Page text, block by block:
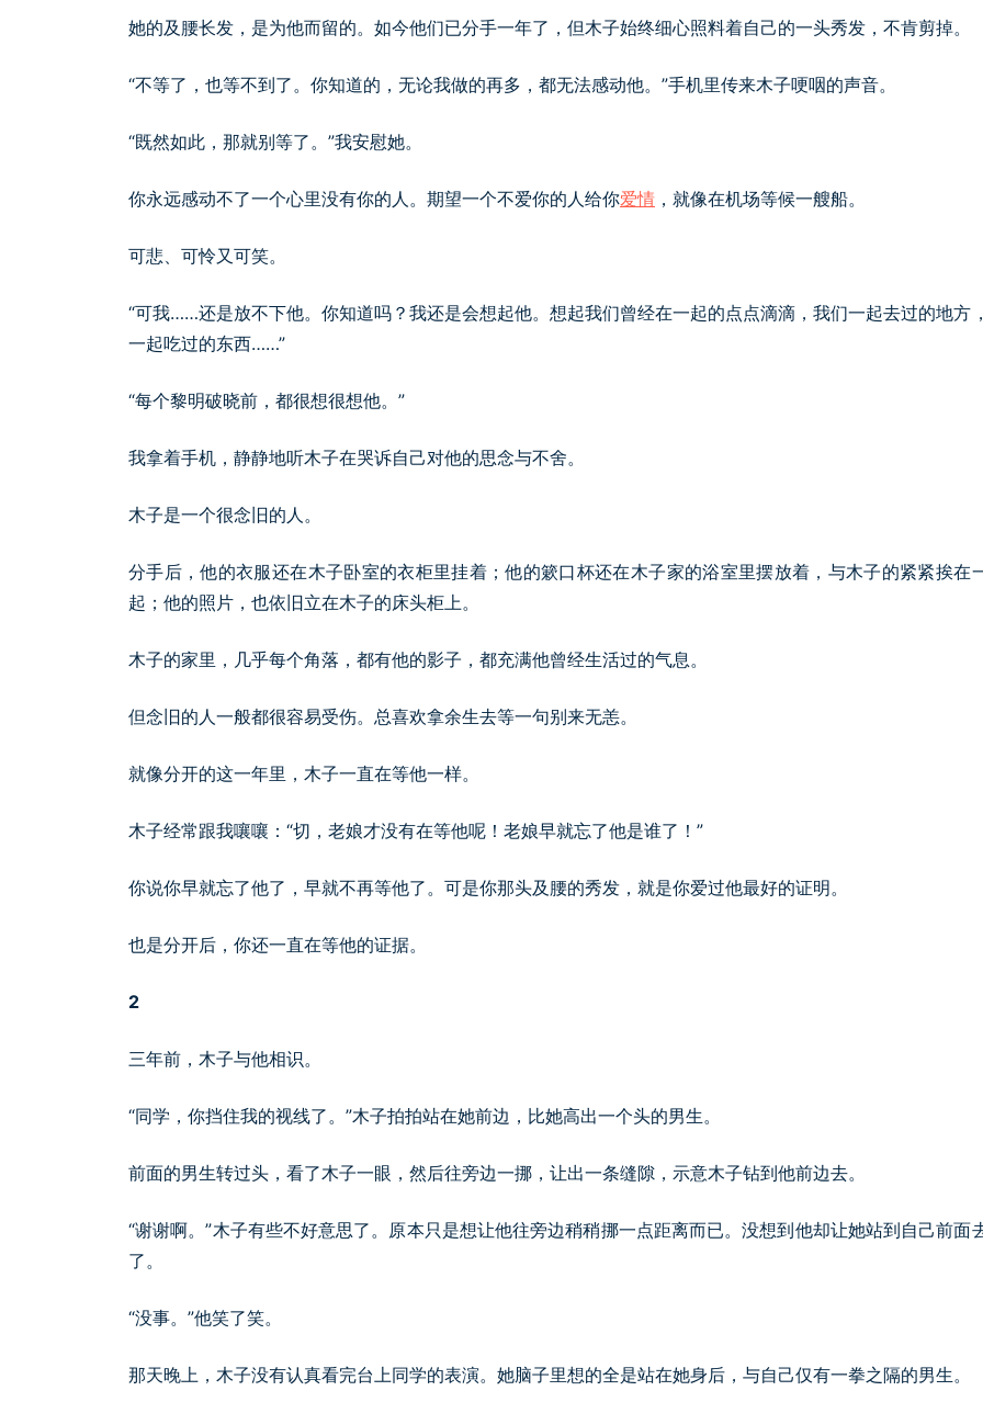
她的及腰长发，是为他而留的。如今他们已分手一年了，但木子始终细心照料着自己的一头秀发，不肯剪掉。
“不等了，也等不到了。你知道的，无论我做的再多，都无法感动他。”手机里传来木子哽咽的声音。
“既然如此，那就别等了。”我安慰她。
你永远感动不了一个心里没有你的人。期望一个不爱你的人给你爱情 ，就像在机场等候一艘船。
可悲、可怜又可笑。
“可我……还是放不下他。你知道吗？我还是会想起他。想起我们曾经在一起的点点滴滴，我们一起去过的地方
一起吃过的东西……”
“每个黎明破晓前，都很想很想他。”
我拿着手机，静静地听木子在哭诉自己对他的思念与不舍。
木子是一个很念旧的人。
分手后，他的衣服还在木子卧室的衣柜里挂着；他的簌口杯还在木子家的浴室里摆放着，与木子的紧紧挨在
起；他的照片，也依旧立在木子的床头柜上。
木子的家里，几乎每个角落，都有他的影子，都充满他曾经生活过的气息。
但念旧的人一般都很容易受伤。总喜欢拿余生去等一句别来无恙。
就像分开的这一年里，木子一直在等他一样。
木子经常跟我嚷嚷：“切，老娘才没有在等他呢！老娘早就忘了他是谁了！”
你说你早就忘了他了，早就不再等他了。可是你那头及腰的秀发，就是你爱过他最好的证明。
也是分开后，你还一直在等他的证据。
2
三年前，木子与他相识。
“同学，你挡住我的视线了。”木子拍拍站在她前边，比她高出一个头的男生。
前面的男生转过头，看了木子一眼，然后往旁边一挪，让出一条缝隙，示意木子钻到他前边去。
“谢谢啊。”木子有些不好意思了。原本只是想让他往旁边稍稍挪一点距离而已。没想到他却让她站到自己前面
了。
“没事。”他笑了笑。
那天晚上，木子没有认真看完台上同学的表演。她脑子里想的全是站在她身后，与自己仅有一拳之隔的男生。